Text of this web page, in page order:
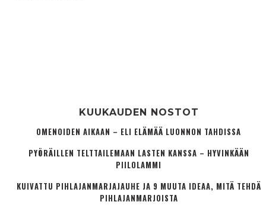
KUUKAUDEN NOSTOT
OMENOIDEN AIKAAN – ELI ELÄMÄÄ LUONNON TAHDISSA
PYÖRÄILLEN TELTTAILEMAAN LASTEN KANSSA – HYVINKÄÄN
PIILOLAMMI
KUIVATTU PIHLAJANMARJAJAUHE JA 9 MUUTA IDEAA, MITÄ TEHDÄ
PIHLAJANMARJOISTA